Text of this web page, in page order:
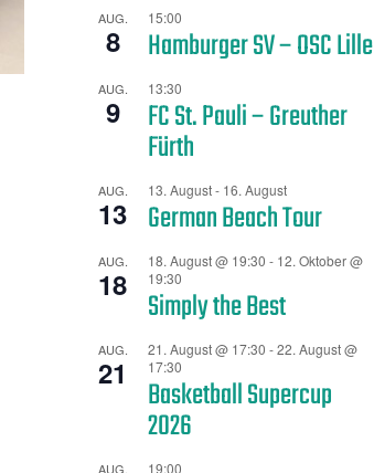
AUG.
8
15:00
Hamburger SV – OSC Lille
AUG.
9
13:30
FC St. Pauli – Greuther
Fürth
AUG.
13
13. August- 16. August
German Beach Tour
AUG.
18
18. August @ 19:30 - 12. Oktober @
19:30
Simply the Best
AUG.
21
21. August @ 17:30 -22. August @
17:30
Basketball Supercup
2026
AUG. 19:00